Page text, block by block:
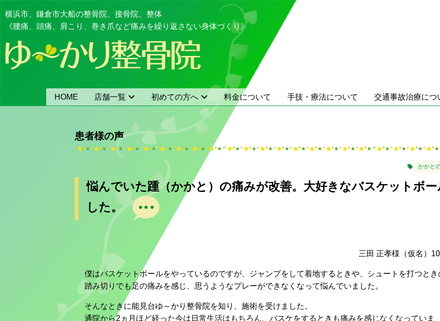
横浜市、鎌倉市大船の整骨院、接骨院、整体
《腰痛、頭痛、肩こり、巻き爪など痛みを繰り返さない身体づくり》
HOME 店舗一覧 初めての方へ 料金について 手技・療法について 交通事故治療につ
患者様の声
かかと
悩んでいた踵（かかと）の痛みが改善。大好きなバスケットボ
した。
三田 正孝様（仮名）
僕はバスケットボールをやっているのですが、ジャンプをして着地するときや、シュートを打つとき
踏み切りでも足の痛みを感じ、思うようなプレーができなくなって悩んでいました。
そんなときに能見台ゆ～かり整骨院を知り、施術を受けました。
通院から2ヵ月ほど経った今は日常生活はもちろん、バスケをするときも痛みを感じなくなっていま